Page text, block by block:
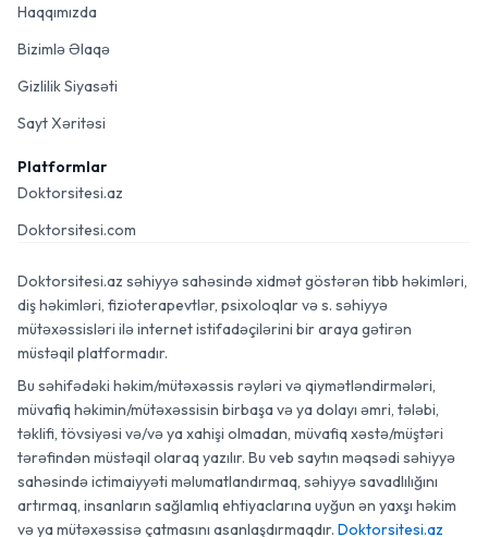
Haqqımızda
Bizimlə Əlaqə
Gizlilik Siyasəti
Sayt Xəritəsi
Platformlar
Doktorsitesi.az
Doktorsitesi.com
Doktorsitesi.az səhiyyə sahəsində xidmət göstərən tibb həkimləri,
diş həkimləri, fizioterapevtlər, psixoloqlar və s. səhiyyə
mütəxəssisləri ilə internet istifadəçilərini bir araya gətirən
müstəqil platformadır.
Bu səhifədəki həkim/mütəxəssis rəyləri və qiymətləndirmələri,
müvafiq həkimin/mütəxəssisin birbaşa və ya dolayı əmri, tələbi,
təklifi, tövsiyəsi və/və ya xahişi olmadan, müvafiq xəstə/müştəri
tərəfindən müstəqil olaraq yazılır. Bu veb saytın məqsədi səhiyyə
sahəsində ictimaiyyəti məlumatlandırmaq, səhiyyə savadlılığını
artırmaq, insanların sağlamlıq ehtiyaclarına uyğun ən yaxşı həkim
və ya mütəxəssisə çatmasını asanlaşdırmaqdır. Doktorsitesi.az